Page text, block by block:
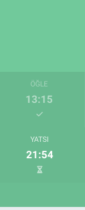
ÖĞLE
13:15
YATSI
21:54